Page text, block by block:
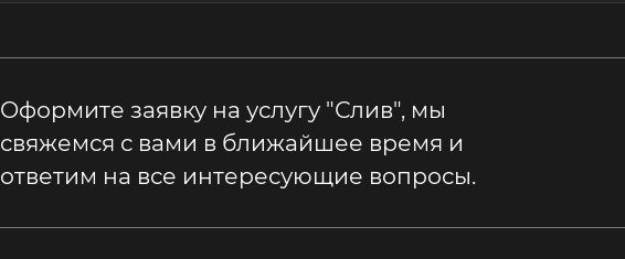
Оформите заявку на услугу "Слив", мы
свяжемся с вами в ближайшее время и
ответим на все интересующие вопросы.